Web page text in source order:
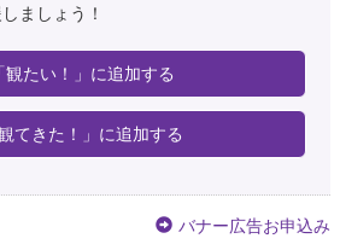
ましょう！
観たい！」に追加する
観てきた！」に追加する
バナー広告お申込み